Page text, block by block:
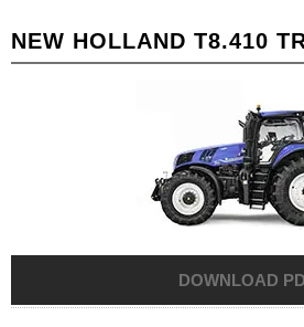
NEW HOLLAND T8.410